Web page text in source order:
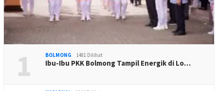
1 BOLMONG 1481 Dilihat
Ibu-Ibu PKK Bolmong Tampil Energik di Lo…